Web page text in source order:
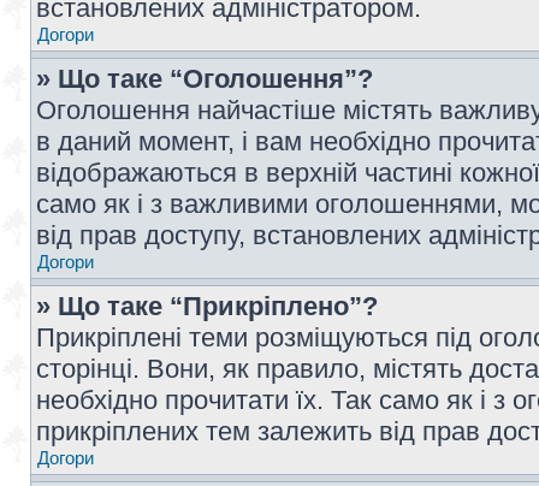
встановлених адміністратором.
Догори
» Що таке “Оголошення”?
Оголошення найчастіше містять
в даний момент, і вам необхідно
відображаються в верхній частині
само як і з важливими оголошеннями,
від прав доступу, встановлених
Догори
» Що таке “Прикріплено”?
Прикріплені теми розміщуються під
сторінці. Вони, як правило, містять
необхідно прочитати їх. Так само як і
прикріплених тем залежить від прав
Догори